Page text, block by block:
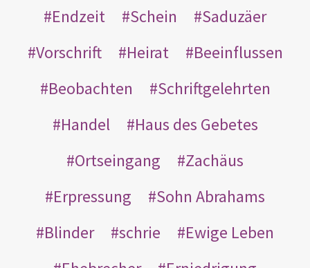
Endzeit
Schein
Saduzäer
Vorschrift
Heirat
Beeinflussen
Beobachten
Schriftgelehrten
Handel
Haus des Gebetes
Ortseingang
Zachäus
Erpressung
Sohn Abrahams
Blinder
schrie
Ewige Leben